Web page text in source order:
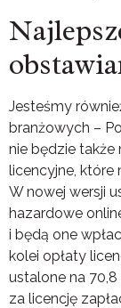
Jesteśmy
branżowych –
nie będzie także
licencyjne, które
W nowej wersji
hazardowe
i będą one
kolei opłaty
ustalone na
za licencję